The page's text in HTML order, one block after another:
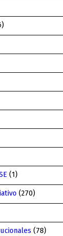
(1)
(270)
(78)